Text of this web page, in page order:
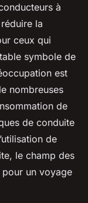
à
la
ceux qui
symbole de
est
nombreuses
de
de conduite
de
le champ des
un voyage